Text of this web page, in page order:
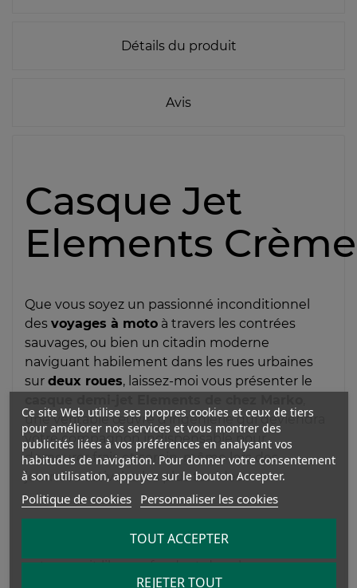
Détails du produit
Avis
Casque Jet
Elements Crème
Que vous soyez un passionné inconditionnel
des voyages à moto à travers les contrées
sauvages, ou bien un citadin moderne
naviguant habilement dans les rues urbaines
sur deux roues, laissez-moi vous présenter le
une véritable œuvre d'ingénierie qui deviendra
votre compagnon indispensable pour
demeurer frais et serein, même lors des
journées estivales les plus torrides.
vent chaud de l'été caressant votre peau, et
votre esprit libre se fondant dans le panorama
Ce site Web utilise ses propres cookies et ceux de tiers
pour améliorer nos services et vous montrer des
publicités liées à vos préférences en analysant vos
habitudes de navigation. Pour donner votre consentement
à son utilisation, appuyez sur le bouton Accepter.
Politique de cookies Personnaliser les cookies
REJETER TOUT
TOUT ACCEPTER